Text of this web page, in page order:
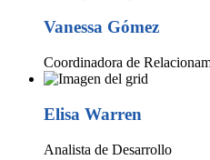
Vanessa Gómez
Coordinadora de
Elisa Warren
Analista de Desarrollo